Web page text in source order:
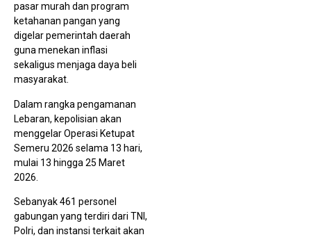
pasar murah dan program
ketahanan pangan yang
digelar pemerintah daerah
guna menekan inflasi
sekaligus menjaga daya beli
masyarakat.
Dalam rangka pengamanan
Lebaran, kepolisian akan
menggelar Operasi Ketupat
Semeru 2026 selama 13 hari,
mulai 13 hingga 25 Maret
2026.
Sebanyak 461 personel
gabungan yang terdiri dari TNI,
Polri, dan instansi terkait akan